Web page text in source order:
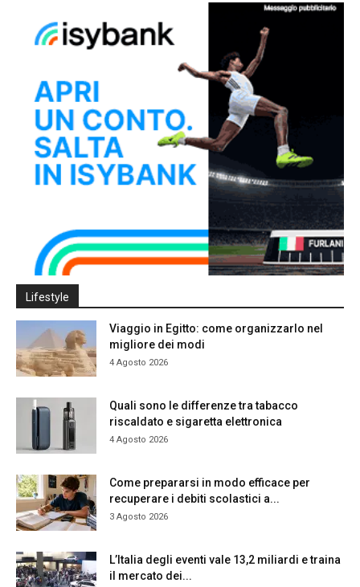
Lifestyle
Viaggio in Egitto: come organizzarlo nel
migliore dei modi
4 Agosto 2026
Quali sono le differenze tra tabacco
riscaldato e sigaretta elettronica
4 Agosto 2026
Come prepararsi in modo efficace per
recuperare i debiti scolastici a...
3 Agosto 2026
L’Italia degli eventi vale 13,2 miliardi e traina
il mercato dei...